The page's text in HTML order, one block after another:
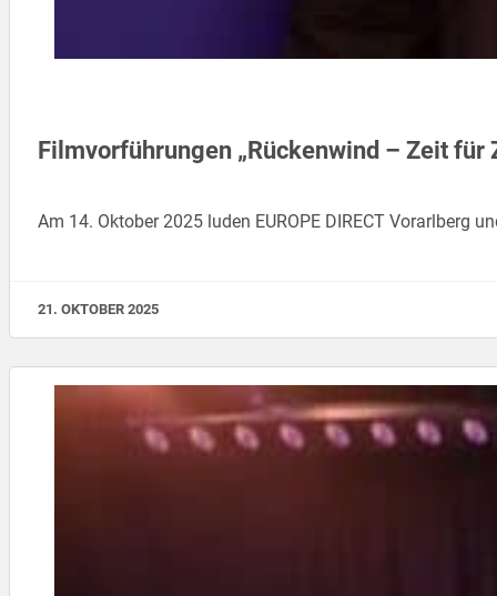
Filmvorführungen „Rückenwind – Zeit
Am 14. Oktober 2025 luden EUROPE DIRECT Vorarlberg
21. OKTOBER 2025